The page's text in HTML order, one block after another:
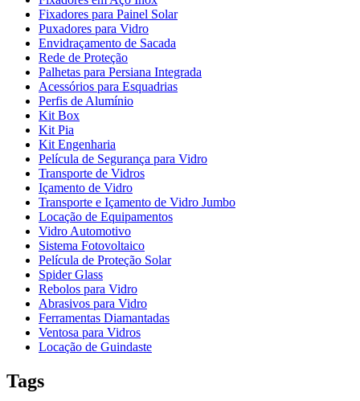
Fixadores para Painel Solar
Puxadores para Vidro
Envidraçamento de Sacada
Rede de Proteção
Palhetas para Persiana Integrada
Acessórios para Esquadrias
Perfis de Alumínio
Kit Box
Kit Pia
Kit Engenharia
Película de Segurança para Vidro
Transporte de Vidros
Içamento de Vidro
Transporte e Içamento de Vidro Jumbo
Locação de Equipamentos
Vidro Automotivo
Sistema Fotovoltaico
Película de Proteção Solar
Spider Glass
Rebolos para Vidro
Abrasivos para Vidro
Ferramentas Diamantadas
Ventosa para Vidros
Locação de Guindaste
Tags